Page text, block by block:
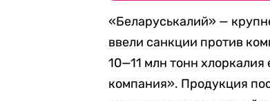
«Беларуськалий» —
ввели санкции против
10—11 млн тонн
компания». Продукция